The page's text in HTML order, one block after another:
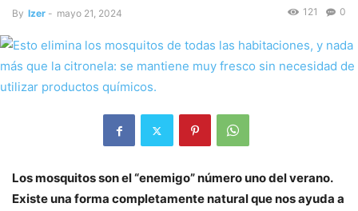
By Izer - mayo 21, 2024 0
121
Los mosquitos son el “enemigo” número uno del verano.
Existe una forma completamente natural que nos ayuda a